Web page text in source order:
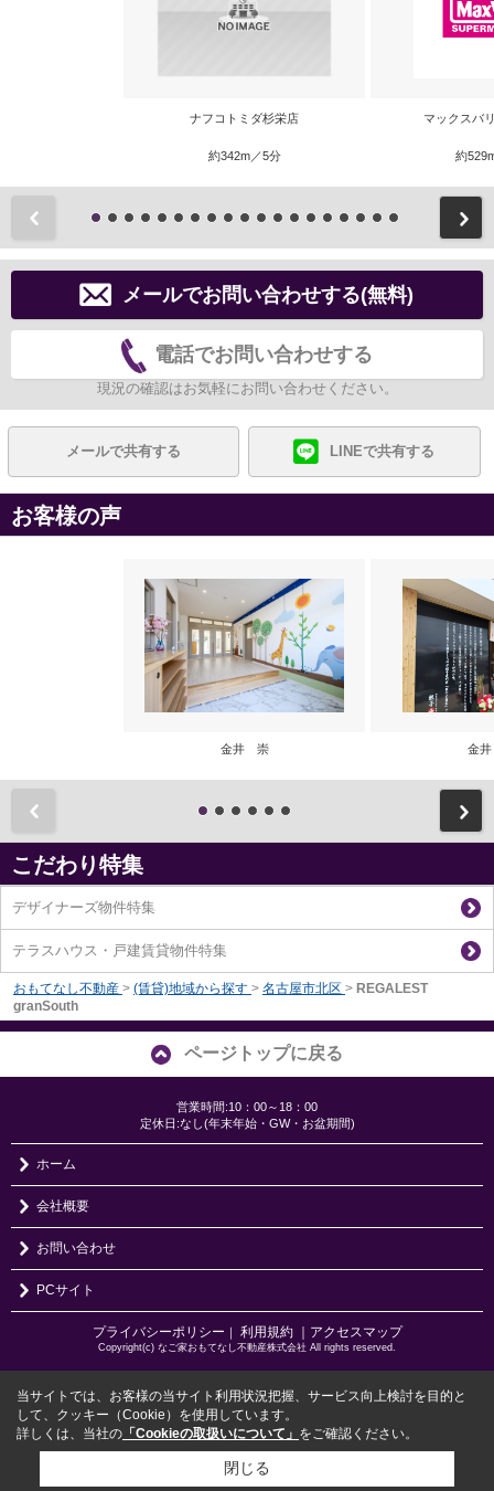
ナフコトミダ杉栄店
約342m／5分
マックスバ
約
メールでお問い合わせする(無料)
電話でお問い合わせする
現況の確認はお気軽にお問い合わせください。
メールで共有する LINEで共有する
お客様の声
金井 崇 金
こだわり特集
デザイナーズ物件特集
テラスハウス・戸建賃貸物件特集
おもてなし不動産 > (賃貸)地域から探す > 名古屋市北区 > REGALEST
granSouth
ページトップに戻る
営業時間:10：00～18：00
定休日:なし(年末年始・GW・お盆期間)
ホーム
会社概要
お問い合わせ
PCサイト
プライバシーポリシー 利用規約 ｜アクセスマップ
Copyright(c) なご家おもてなし不動産株式会社 All rights reserved.
当サイトでは、お客様の当サイト利用状況把握、サービス向上検討を目的と
して、クッキー（Cookie）を使用しています。
詳しくは、当社の 「Cookieの取扱いについて」 をご確認ください。
閉じる